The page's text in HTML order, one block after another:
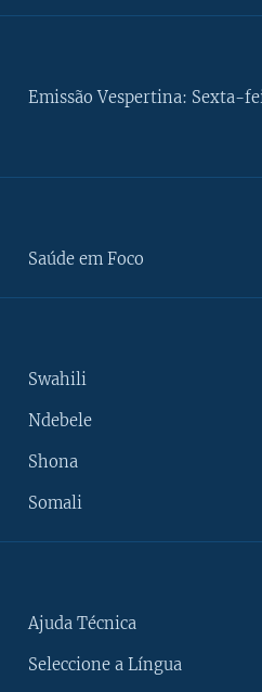
Emissão Vespertina: Sexta-
Saúde em Foco
Swahili
Ndebele
Shona
Somali
Ajuda Técnica
Seleccione a Língua